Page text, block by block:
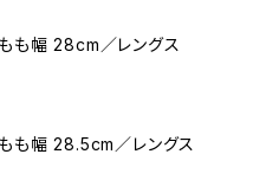
も幅 28cm／レングス
も幅 28.5cm／レングス